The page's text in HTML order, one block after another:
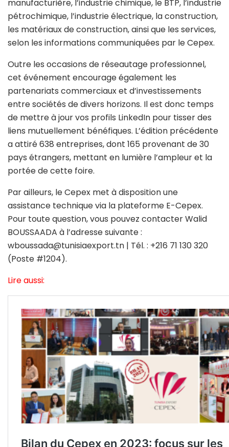
manufacturière, l’industrie chimique, le BTP, l’industrie
pétrochimique, l’industrie électrique, la construction,
les matériaux de construction, ainsi que les services,
selon les informations communiquées par le Cepex.
Outre les occasions de réseautage professionnel,
cet événement encourage également les
partenariats commerciaux et d’investissements
entre sociétés de divers horizons. Il est donc temps
de mettre à jour vos profils LinkedIn pour tisser des
liens mutuellement bénéfiques. L’édition précédente
a attiré 638 entreprises, dont 165 provenant de 30
pays étrangers, mettant en lumière l’ampleur et la
portée de cette foire.
Par ailleurs, le Cepex met à disposition une
assistance technique via la plateforme E-Cepex.
Pour toute question, vous pouvez contacter Walid
BOUSSAADA à l’adresse suivante :
wboussada@tunisiaexport.tn | Tél. : +216 71 130 320
(Poste #1204).
Lire aussi: